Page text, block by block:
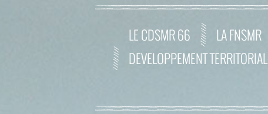
LE CDSMR 66 LA FNSMR
DEVELOPPEMENT TERRITORIAL